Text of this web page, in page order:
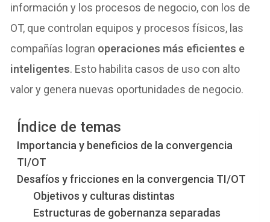
información y los procesos de negocio, con los de
OT, que controlan equipos y procesos físicos, las
compañías logran operaciones más eficientes e
inteligentes. Esto habilita casos de uso con alto
valor y genera nuevas oportunidades de negocio.
Índice de temas
Importancia y beneficios de la convergencia
TI/OT
Desafíos y fricciones en la convergencia TI/OT
Objetivos y culturas distintas
Estructuras de gobernanza separadas